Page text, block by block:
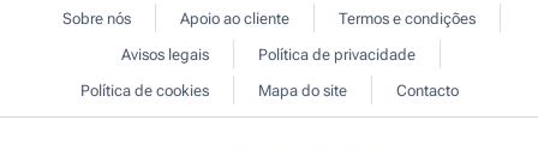
Sobre nós Apoio ao cliente
Termos e condições
Avisos legais
Política de privacidade
Política de cookies
Mapa do site Contacto